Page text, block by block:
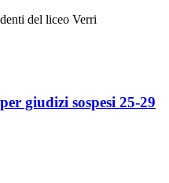
giudizi sospesi 25-29